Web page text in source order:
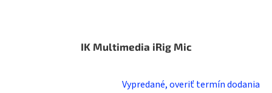
IK Multimedia iRig Mic
Vypredané, overiť termín dodania